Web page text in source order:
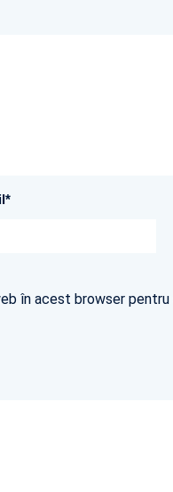
*
în acest browser